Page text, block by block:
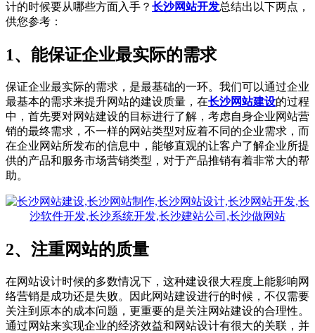
计的时候要从哪些方面入手？ 长沙网站开发总结出以下两点，
供您参考：
1、能保证企业最实际的需求
保证企业最实际的需求，是最基础的一环。我们可以通过企业
最基本的需求来提升网站的建设质量，在长沙网站建设的过程
中，首先要对网站建设的目标进行了解，考虑自身企业网站营
销的最终需求，不一样的网站类型对应着不同的企业需求，而
在企业网站所发布的信息中，能够直观的让客户了解企业所提
供的产品和服务市场营销类型，对于产品推销有着非常大的帮
助。
2、注重网站的质量
在网站设计时候的多数情况下，这种建设很大程度上能影响网
络营销是成功还是失败。因此网站建设进行的时候，不仅需要
关注到原本的成本问题，更重要的是关注网站建设的合理性。
通过网站来实现企业的经济效益和网站设计有很大的关联，并